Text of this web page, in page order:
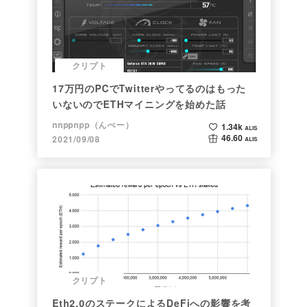
クリプト
17万円のPCでTwitterやってるのはもった
いないのでETHマイニングを始めた話
nnppnpp（んぺー）
2021/09/08
1.34k ALIS
46.60 ALIS
クリプト
Eth2.0のステークによるDeFiへの影響を考